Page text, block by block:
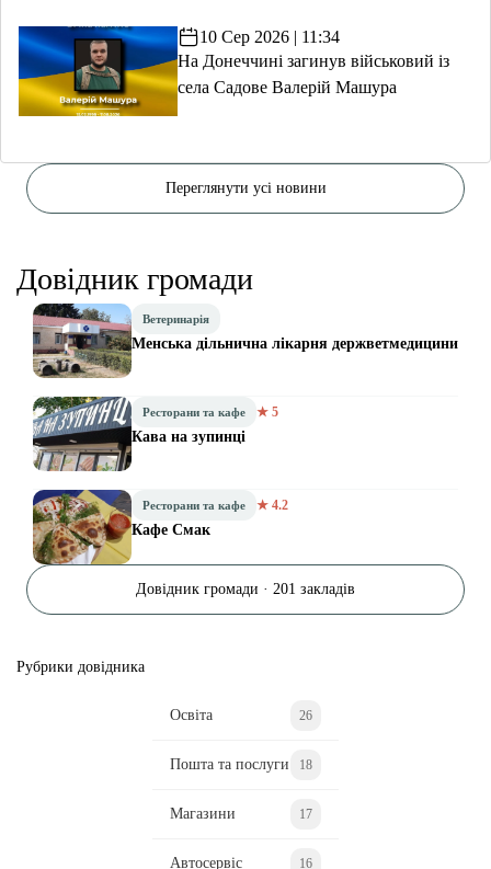
10 Сер 2026 | 11:34
На Донеччині загинув військовий із
села Садове Валерій Машура
Переглянути усі новини
Довідник громади
Ветеринарія
Менська дільнична лікарня держветмедицини
Ресторани та кафе ★ 5
Кава на зупинці
Ресторани та кафе ★ 4.2
Кафе Смак
Довідник громади · 201 закладів
Рубрики довідника
Освіта 26
Пошта та послуги 18
Магазини 17
Автосервіс 16